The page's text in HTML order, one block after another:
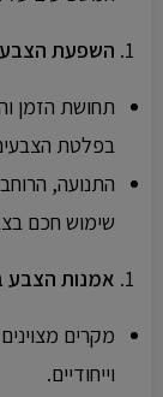
השפעת
תחושת הזמן
בפלטת
התנועה,
שימוש חכם
אמנות הצבע
מקרים
וייחודיים.